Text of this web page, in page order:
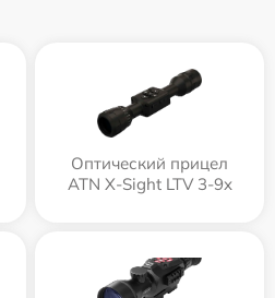
Оптический прицел
ATN X-Sight LTV 3-9x